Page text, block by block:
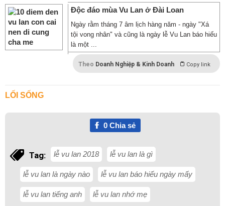
Độc đáo mùa Vu Lan ở Đài Loan
Ngày rằm tháng 7 âm lịch hàng năm - ngày "Xá
tội vong nhân" và cũng là ngày lễ Vu Lan báo hiếu
là một ...
Theo Doanh Nghiệp & Kinh Doanh Copy link
LỐI SỐNG
0Chia sẻ
Tag: lễ vu lan 2018 lễ vu lan là gì
lễ vu lan là ngày nào lễ vu lan báo hiếu ngày mấy
lễ vu lan tiếng anh lễ vu lan nhớ mẹ